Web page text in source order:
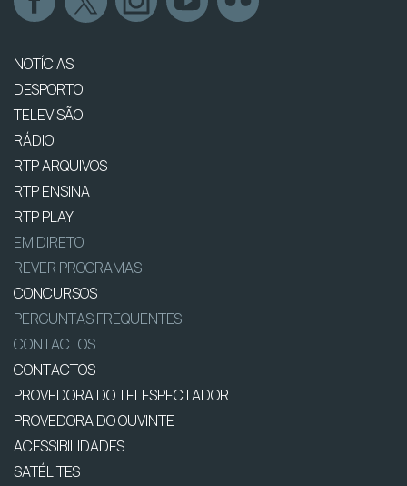
NOTÍCIAS
DESPORTO
TELEVISÃO
RÁDIO
RTP ARQUIVOS
RTP ENSINA
RTP PLAY
EM DIRETO
REVER PROGRAMAS
CONCURSOS
PERGUNTAS FREQUENTES
CONTACTOS
CONTACTOS
PROVEDORA DO TELESPECTADOR
PROVEDORA DO OUVINTE
ACESSIBILIDADES
SATÉLITES